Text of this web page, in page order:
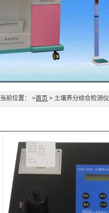
当前位置： >首页 > 土壤养分综合检测仪